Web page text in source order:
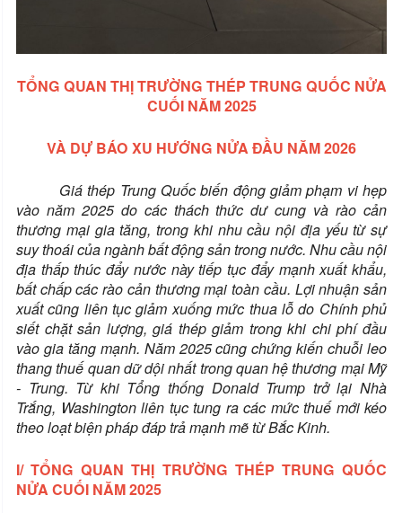
TỔNG QUAN THỊ TRƯỜNG THÉP TRUNG QUỐC NỬA
CUỐI NĂM 2025
VÀ DỰ BÁO XU HƯỚNG NỬA ĐẦU NĂM 2026
Giá thép Trung Quốc biến động giảm phạm vi hẹp
vào năm 2025 do các thách thức dư cung và rào cản
thương mại gia tăng, trong khi nhu cầu nội địa yếu từ sự
suy thoái của ngành bất động sản trong nước. Nhu cầu nội
địa thấp thúc đẩy nước này tiếp tục đẩy mạnh xuất khẩu,
bất chấp các rào cản thương mại toàn cầu. Lợi nhuận sản
xuất cũng liên tục giảm xuống mức thua lỗ do Chính phủ
siết chặt sản lượng, giá thép giảm trong khi chi phí đầu
vào gia tăng mạnh. Năm 2025 cũng chứng kiến chuỗi leo
thang thuế quan dữ dội nhất trong quan hệ thương mại Mỹ
- Trung. Từ khi Tổng thống Donald Trump trở lại Nhà
Trắng, Washington liên tục tung ra các mức thuế mới kéo
theo loạt biện pháp đáp trả mạnh mẽ từ Bắc Kinh.
I/ TỔNG QUAN THỊ TRƯỜNG THÉP TRUNG QUỐC
NỬA CUỐI NĂM 2025